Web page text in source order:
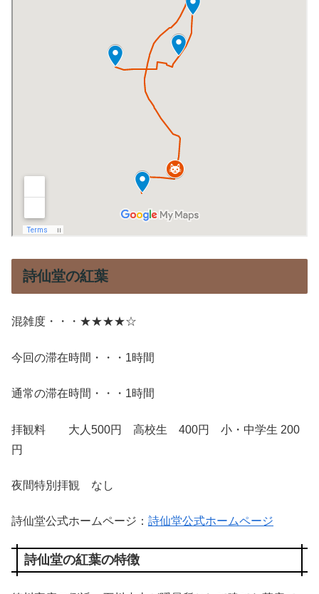
詩仙堂の紅葉
混雑度・・・★★★★☆
今回の滞在時間・・・1時間
通常の滞在時間・・・1時間
拝観料 大人500円 高校生 400円 小・中学生 200
円
夜間特別拝観 なし
詩仙堂公式ホームページ： 詩仙堂公式ホームページ
詩仙堂の紅葉の特徴